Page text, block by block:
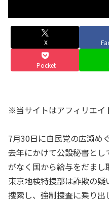
X
Pocket
※当サイトはアフィリエイ
7月30日に自民党の広瀬め
去年にかけて公設秘書と
がなく国から給与をだまし
東京地検特捜部は詐欺の
捜索し、強制捜査に乗り出